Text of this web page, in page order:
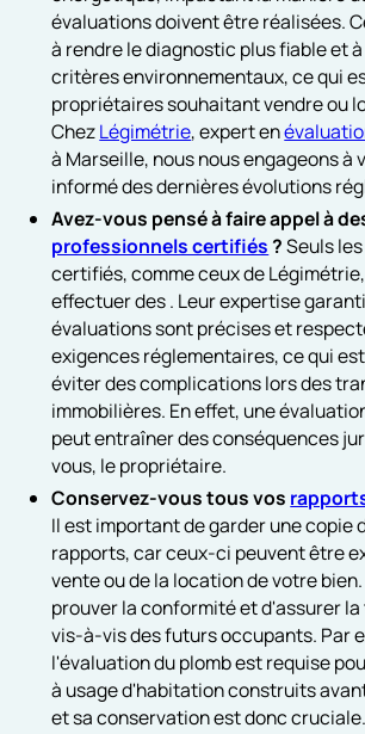
évaluations doivent être réalisées.
à rendre le diagnostic plus fiable et
critères environnementaux, ce qui
propriétaires souhaitant vendre ou
ChezLégimétrie, expert en
à Marseille, nous nous engageons à
informé des dernières évolutions
Avez-vous pensé à faire appel à
professionnels certifiés?Seuls
certifiés, comme ceux de
effectuer des . Leur expertise
évaluations sont précises et
exigences réglementaires, ce qui
éviter des complications lors des
immobilières. En effet, une
peut entraîner des conséquences
vous, le propriétaire.
Conservez-vous tous vos
Il est important de garder une copie
rapports, car ceux-ci peuvent être
vente ou de la location de votre
prouver la conformité et d'assurer
vis-à-vis des futurs occupants. Par
l'évaluation du plomb est requise
à usage d'habitation construits
et sa conservation est donc cruciale.